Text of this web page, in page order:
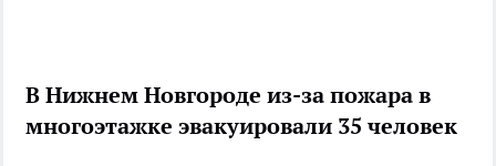
В Нижнем Новгороде из-за пожара в
многоэтажке эвакуировали 35 человек